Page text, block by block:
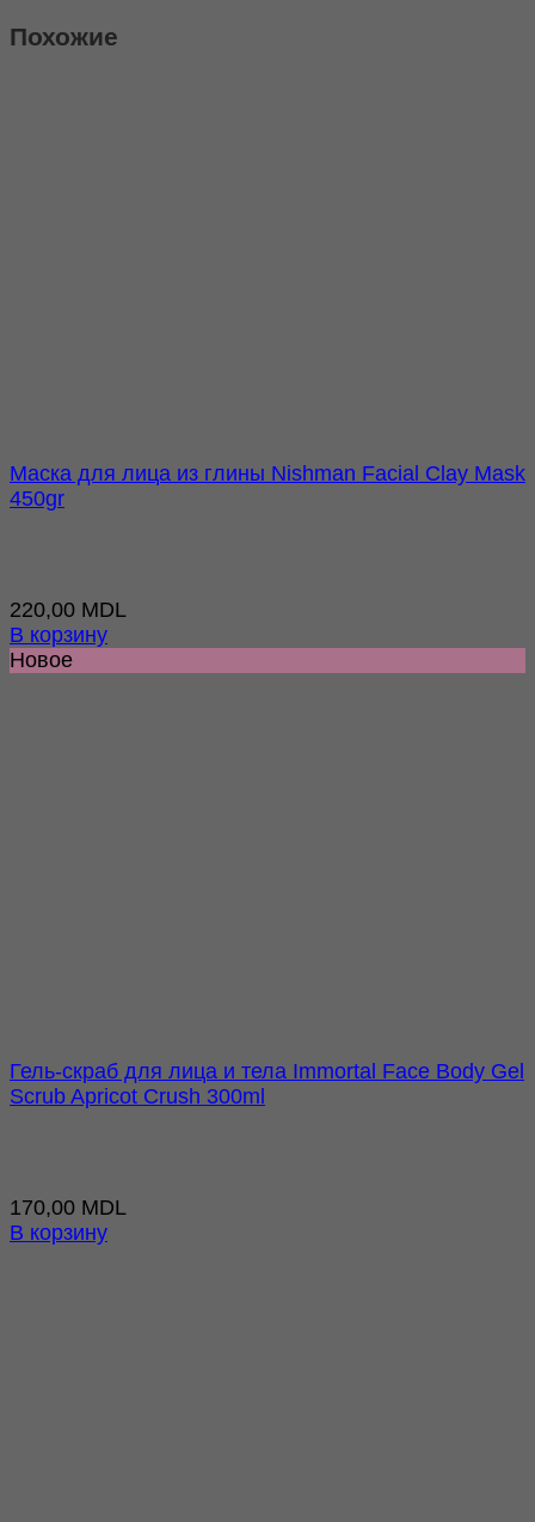
Похожие
Маска для лица из глины Nishman Facial Clay Mask
450gr
220,00 MDL
В корзину
Новое
Гель-скраб для лица и тела Immortal Face Body Gel
Scrub Apricot Crush 300ml
170,00 MDL
В корзину